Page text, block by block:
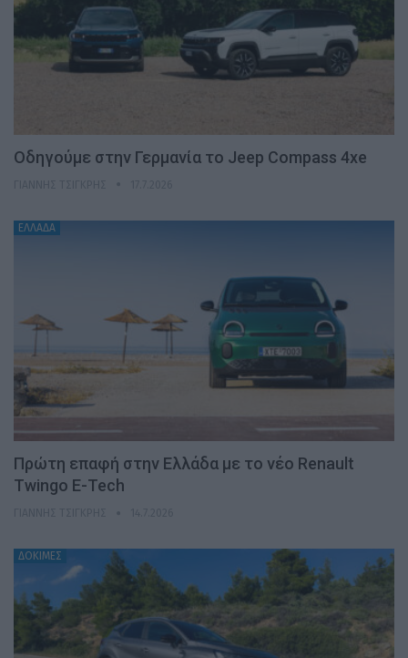
Οδηγούμε στην Γερμανία το Jeep Compass 4xe
ΕΛΛΑΔΑ
Πρώτη επαφή στην Ελλάδα με το νέο Renault
Twingo E-Tech
ΔΟΚΙΜΕΣ